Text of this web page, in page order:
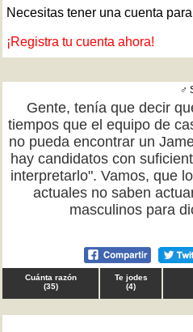
Necesitas tener una cuenta
¡Registra tu cuenta ahora!
♂
Gente, tenía que decir
tiempos que el equipo de
no pueda encontrar un
hay candidatos con
interpretarlo". Vamos, que
actuales no saben
masculinos para
Cuánta razón
(35)
Te jodes
(4)